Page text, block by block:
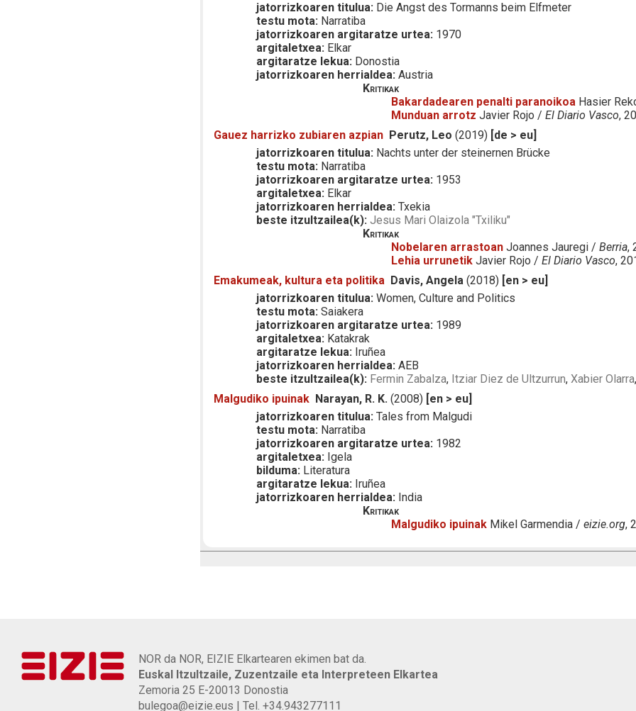
jatorrizkoaren titulua: Die Angst des Tormanns beim Elfmeter
testu mota: Narratiba
jatorrizkoaren argitaratze urtea: 1970
argitaletxea: Elkar
argitaratze lekua: Donostia
jatorrizkoaren herrialdea: Austria
Kritikak
Bakardadearen penalti paranoikoa Hasier
Munduan arrotz Javier Rojo /El Diario Vasco,
Gauez harrizko zubiaren azpian Perutz, Leo (2019) [de > eu]
jatorrizkoaren titulua: Nachts unter der steinernen Brücke
testu mota: Narratiba
jatorrizkoaren argitaratze urtea: 1953
argitaletxea: Elkar
jatorrizkoaren herrialdea: Txekia
beste itzultzailea(k): Jesus Mari Olaizola "Txiliku"
Kritikak
Nobelaren arrastoan Joannes Jauregi /Berria,
Lehia urrunetik Javier Rojo /El Diario Vasco,
Emakumeak, kultura eta politika Davis, Angela (2018) [en > eu]
jatorrizkoaren titulua: Women, Culture and Politics
testu mota: Saiakera
jatorrizkoaren argitaratze urtea: 1989
argitaletxea: Katakrak
argitaratze lekua: Iruñea
jatorrizkoaren herrialdea: AEB
beste itzultzailea(k): Fermin Zabalza, Itziar Diez de Ultzurrun,Xabier Olarra
Malgudiko ipuinak Narayan, R. K. (2008) [en > eu]
jatorrizkoaren titulua: Tales from Malgudi
testu mota: Narratiba
jatorrizkoaren argitaratze urtea: 1982
argitaletxea: Igela
bilduma: Literatura
argitaratze lekua: Iruñea
jatorrizkoaren herrialdea: India
Kritikak
Malgudiko ipuinak Mikel Garmendia /eizie.org,
NOR da NOR, EIZIE Elkartearen ekimen bat da.
Euskal Itzultzaile, Zuzentzaile eta Interpreteen Elkartea
Zemoria 25 E-20013 Donostia
bulegoa@eizie.eus | Tel. +34.943277111